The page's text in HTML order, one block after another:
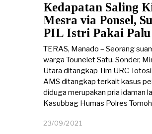
Kedapatan Saling
Mesra via Ponsel,
PIL Istri Pakai Palu
TERAS, Manado – Seorang
warga Tounelet Satu, Sonder,
Utara ditangkap Tim URC
AMS ditangkap terkait kasus
diduga merupakan pria idaman
Kasubbag Humas Polres
23/09/2021